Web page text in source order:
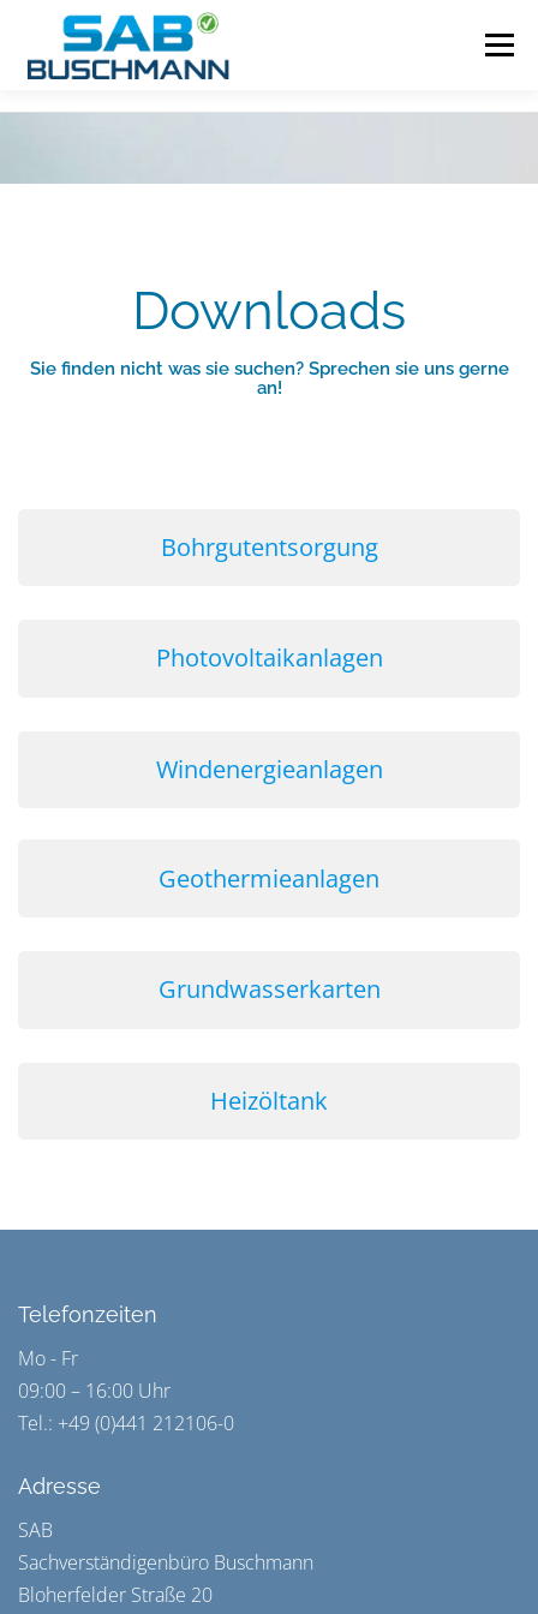
springen
Menü
.AKADEMIE .DOWNLOADS
Downloads
Sie finden nicht was sie suchen? Sprechen sie uns gerne
an!
Bohrgutentsorgung
Photovoltaikanlagen
Windenergieanlagen
Geothermieanlagen
Grundwasserkarten
Heizöltank
Telefonzeiten
Mo - Fr
09:00 – 16:00 Uhr
Tel.: +49 (0)441 212106-0
Adresse
SAB
Sachverständigenbüro Buschmann
Bloherfelder Straße 20